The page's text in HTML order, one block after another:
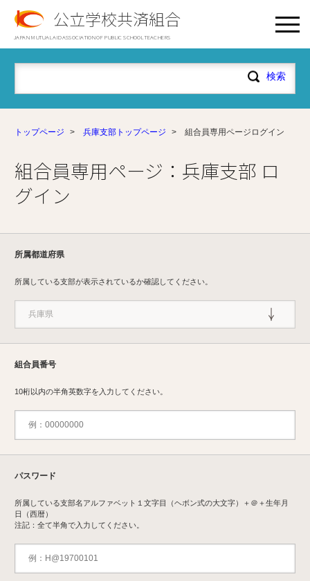
公立学校共済組合
JAPAN MUTUAL AID ASSOCIATION OF PUBLIC SCHOOL TEACHERS
トップページ > 兵庫支部トップページ > 組合員専用ページログイン
組合員専用ページ：兵庫支部 ロ
グイン
所属都道府県
所属している支部が表示されているか確認してください。
組合員番号
10桁以内の半角英数字を入力してください。
パスワード
所属している支部名アルファベット１文字目（ヘボン式の大文字）＋＠＋生年月
日（西暦）
注記：全て半角で入力してください。